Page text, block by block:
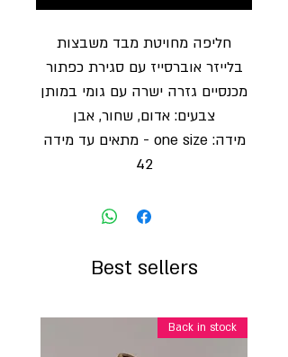
חליפה מחויטת מבד משבצות
בלייזר אוברסייז עם סגירת כפתור
מכנסיים גזרה ישרה עם גומי במותן
צבעים: אדום, שחור, אבן
מידה: one size - מתאים עד מידה
42
Best sellers
Back in stock